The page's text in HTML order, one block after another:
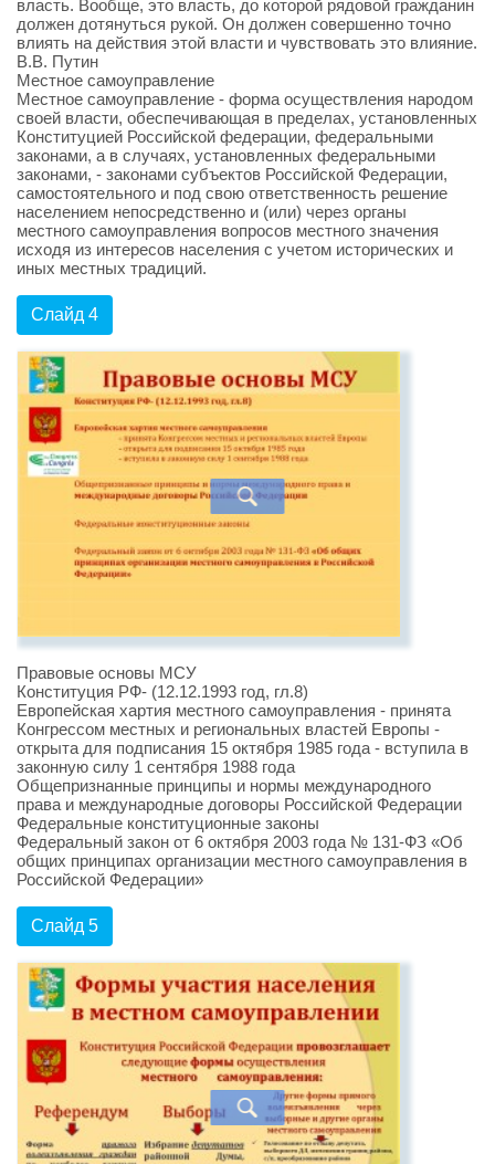
власть. Вообще, это власть, до которой рядовой гражданин
должен дотянуться рукой. Он должен совершенно точно
влиять на действия этой власти и чувствовать это влияние.
В.В. Путин
Местное самоуправление
Местное самоуправление - форма осуществления народом
своей власти, обеспечивающая в пределах, установленных
Конституцией Российской федерации, федеральными
законами, а в случаях, установленных федеральными
законами, - законами субъектов Российской Федерации,
самостоятельного и под свою ответственность решение
населением непосредственно и (или) через органы
местного самоуправления вопросов местного значения
исходя из интересов населения с учетом исторических и
иных местных традиций.
Слайд 4
Правовые основы МСУ
Конституция РФ- (12.12.1993 год, гл.8)
Европейская хартия местного самоуправления - принята
Конгрессом местных и региональных властей Европы -
открыта для подписания 15 октября 1985 года - вступила в
законную силу 1 сентября 1988 года
Общепризнанные принципы и нормы международного
права и международные договоры Российской Федерации
Федеральные конституционные законы
Федеральный закон от 6 октября 2003 года № 131-ФЗ «Об
общих принципах организации местного самоуправления в
Российской Федерации»
Слайд 5